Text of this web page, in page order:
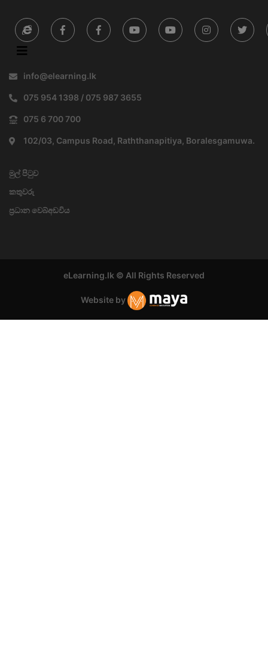
info@elearning.lk
075 954 1398 / 075 987 3655
075 6 700 700
102/03, Campus Road, Raththanapitiya, Boralesgamuwa.
මුල් පිටුව
කතුවරු
ප්‍රධාන වෙබ්අඩවිය
eLearning.lk © All Rights Reserved
Website by